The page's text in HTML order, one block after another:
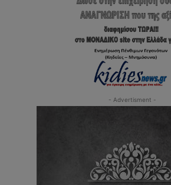
- Advertisment -